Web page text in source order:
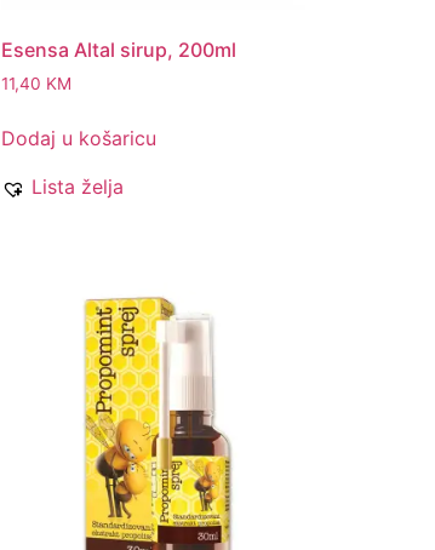
Esensa Altal sirup, 200ml
11,40 KM
Dodaj u košaricu
Lista želja